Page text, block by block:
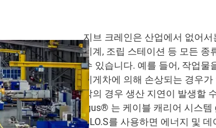
지브 크레인은 산업에서 없어
기계, 조립 스테이션 등 모든 종
수 있습니다. 예를 들어, 작업물
지게차에 의해 손상되는 경우
악의 경우 생산 지연이 발생할
igus® 는 케이블 캐리어 시스
GLO.S를 사용하면 에너지 및